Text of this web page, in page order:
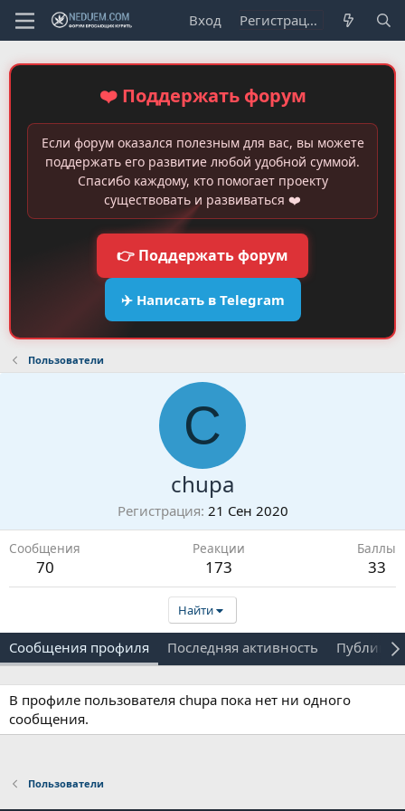
Вход Регистрация
❤️ Поддержать форум
Если форум оказался полезным для вас, вы можете
поддержать его развитие любой удобной суммой.
Спасибо каждому, кто помогает проекту
существовать и развиваться ❤️
👉 Поддержать форум
✈️ Написать в Telegram
Пользователи
C
chupa
Регистрация 21 Сен 2020
Сообщения
70
Реакции
173
Баллы
33
Найти
Сообщения профиля Последняя активность
В профиле пользователя chupa пока нет ни одного
сообщения.
Пользователи